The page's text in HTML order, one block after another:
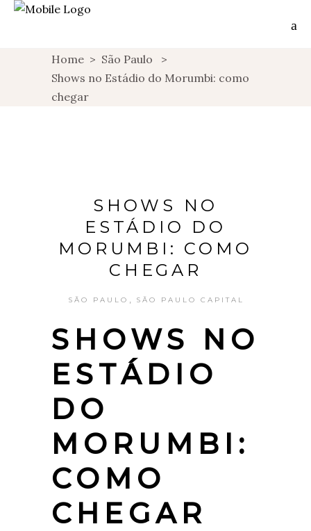
Home > São Paulo
>
Shows no Estádio do Morumbi: como
chegar
SHOWS NO
ESTÁDIO DO
MORUMBI: COMO
CHEGAR
SÃO PAULO SÃO PAULO CAPITAL
SHOWS NO
ESTÁDIO
DO
MORUMBI:
COMO
CHEGAR